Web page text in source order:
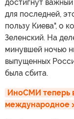
достигнут
для последней,
пользу Киева", о
Зеленский. На
минувшей ночью
выпущенных
была сбита.
ИноСМИ теперь
международное